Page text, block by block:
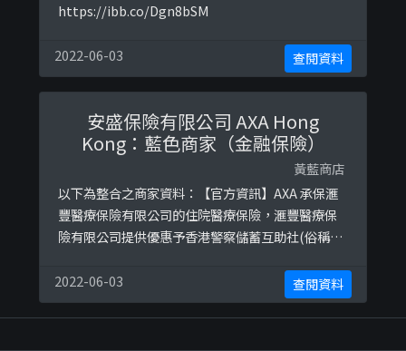
https://ibb.co/Dgn8bSM
2022-06-03 查閱資料
安盛保險有限公司 AXA Hong
Kong：藍色商家（金融保險）
黃藍商店
以下為整合之商家資料：【官方資訊】AXA 承保滙
豐醫療保險有限公司的住院醫療保險，滙豐醫療保
險有限公司提供優惠予香港警察儲蓄互助社(俗稱傘
https://www.police.gov.hk/offbeat/827/chi/b0
4.htm參考圖片：https://ibb.co/R4nWX0M
2022-06-03 查閱資料